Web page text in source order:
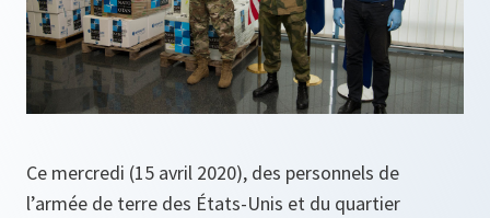
Ce mercredi (15 avril 2020), des personnels de
l’armée de terre des États-Unis et du quartier